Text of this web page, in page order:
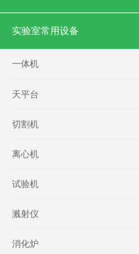
实验室常用设备
一体机
天平台
切割机
离心机
试验机
溅射仪
消化炉